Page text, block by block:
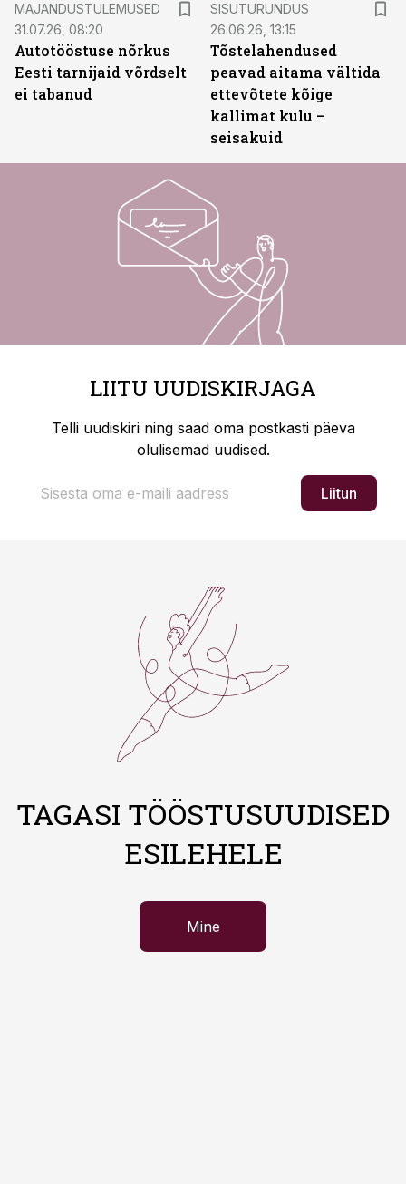
MAJANDUSTULEMUSED
31.07.26, 08:20
Autotööstuse nõrkus
Eesti tarnijaid võrdselt
ei tabanud
SISUTURUNDUS
26.06.26, 13:15
Tõstelahendused
peavad aitama vältida
ettevõtete kõige
kallimat kulu –
seisakuid
LIITU UUDISKIRJAGA
Telli uudiskiri ning saad oma postkasti päeva
olulisemad uudised.
Liitun
TAGASI TÖÖSTUSUUDISED
ESILEHELE
Mine